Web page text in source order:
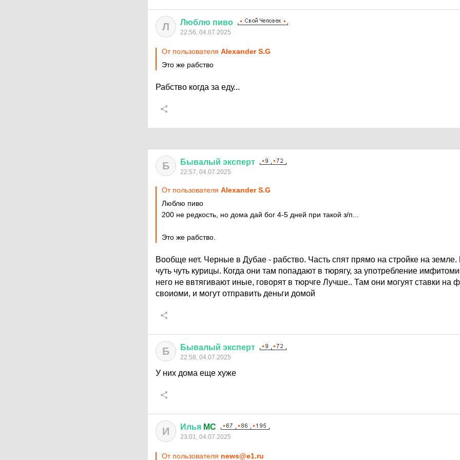
Л Люблю пиво
22:56, 04.07.2025
От пользователя Alexander S.G
Это же рабство
Рабство когда за еду...
Б Бывалый эксперт
22:57, 04.07.2025
От пользователя Alexander S.G
Люблю пиво
200 не редкость, но дома дай бог 4-5 дней при такой з/п...
Это же рабство.
Вообще нет. Черные в Дубае - рабство. Часть спят прямо на стройке на
чуть чуть курицы. Когда они там попадают в тюрягу, за употребление
него не ввтягивают иные, говорят в тюрчге Лучше.. Там они могуят ставки на
своиоми, и могут отправить деньги домой
Б Бывалый эксперт
22:58, 04.07.2025
У них дома еще хуже
И Илья MC
23:01, 04.07.2025
От пользователя news@e1.ru